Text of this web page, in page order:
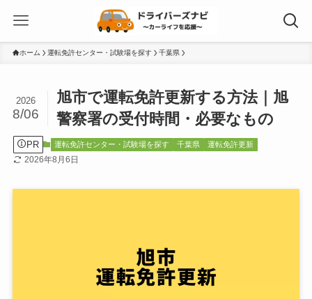
ホーム 運転免許センター・試験場を探す 千葉県
旭市で運転免許更新する方法｜旭
警察署の受付時間・必要なもの
2026
8/06
PR 運転免許センター・試験場を探す 千葉県 運転免許更新
2026年8月6日